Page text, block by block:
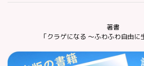
著書
「クラゲになる ～ふわふわ自由に